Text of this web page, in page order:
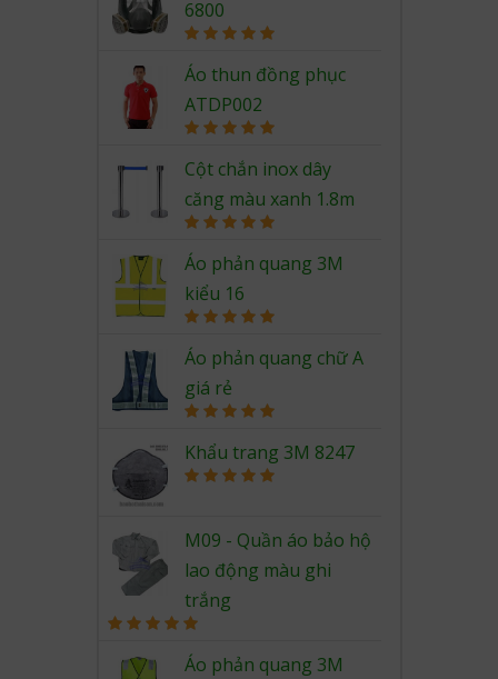
6800
out of 5
Áo thun đồng phục
ATDP002
out of 5
Cột chắn inox dây
căng màu xanh 1.8m
out of 5
Áo phản quang 3M
kiểu 16
out of 5
Áo phản quang chữ A
giá rẻ
out of 5
Khẩu trang 3M 8247
M09 - Quần áo bảo hộ
lao động màu ghi
trắng
out of 5
Áo phản quang 3M